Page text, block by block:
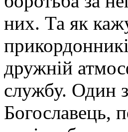
них. Та як
дружній
службу. Один
Богославець,